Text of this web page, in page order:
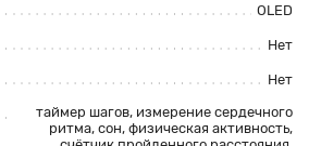
OLED
Нет
Нет
таймер шагов, измерение сердечного
ритма, сон, физическая активность,